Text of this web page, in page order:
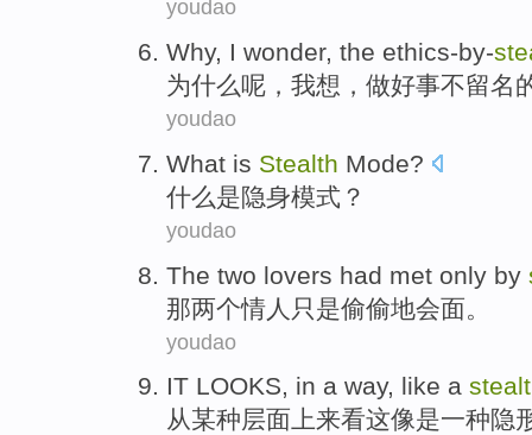
youdao
Why, I wonder, the ethics-by-
为什么呢， 我想 ，做好事不留名
youdao
What is Stealth Mode?
什么是隐身模式 ？
youdao
The two lovers had met only by
那两个情人 只是偷偷地会面。
youdao
IT LOOKS, in a way, like a
从某种层面上来看这像是一种隐